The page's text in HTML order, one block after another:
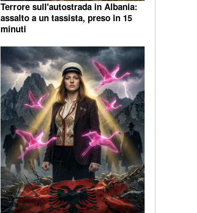
Terrore sull'autostrada in Albania:
assalto a un tassista, preso in 15
minuti